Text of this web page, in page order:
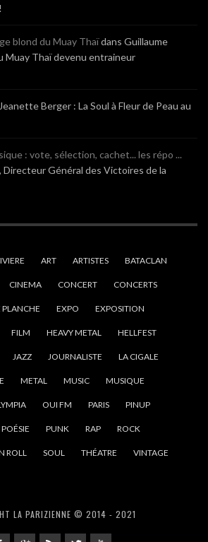
blond du Muay Thaïdans Guillaume
Muay Thaï devenu entraineur
Berger : La Soul à Fleur de Peau au
: vote, sélection, cachet... les répo ...
Directeur Général des Victoires de la
ART ARTISTES BATACLAN
CINEMA CONCERT CONCERTS
EXPO EXPOSITION
FILM HEAVY METAL HELLFEST
JAZZ JOURNALISTE LA CIGALE
METAL MUSIC MUSIQUE
OUI FM PARIS PINUP
POÉSIE PUNK RAP ROCK
ROLL SOUL THÉATRE VINTAGE
LA PARIZIENNE © 2014 - 2021